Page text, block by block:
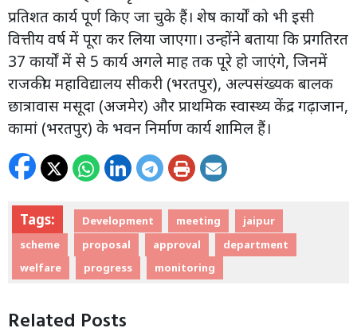
प्रतिशत कार्य पूर्ण किए जा चुके हैं। शेष कार्यों को भी इसी
वित्तीय वर्ष में पूरा कर लिया जाएगा। उन्होंने बताया कि प्रगतिरत
37 कार्यों में से 5 कार्य अगले माह तक पूरे हो जाएंगे, जिनमें
राजकीय महाविद्यालय सीकरी (भरतपुर), अल्पसंख्यक बालक
छात्रावास मसूदा (अजमेर) और प्राथमिक स्वास्थ्य केंद्र गढ़ाजान,
कामां (भरतपुर) के भवन निर्माण कार्य शामिल हैं।
Tags: Development meeting
jaipur
scheme
proposal approval
department
welfare
progress monitoring
Related Posts